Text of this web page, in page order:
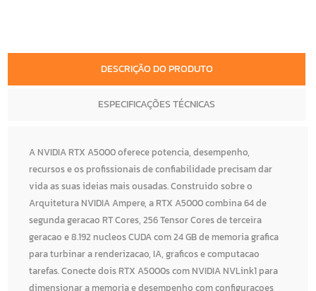
DESCRIÇÃO DO PRODUTO
ESPECIFICAÇÕES TÉCNICAS
A NVIDIA RTX A5000 oferece potencia, desempenho,
recursos e os profissionais de confiabilidade precisam dar
vida as suas ideias mais ousadas. Construido sobre o
Arquitetura NVIDIA Ampere, a RTX A5000 combina 64 de
segunda geracao RT Cores, 256 Tensor Cores de terceira
geracao e 8.192 nucleos CUDA com 24 GB de memoria grafica
para turbinar a renderizacao, IA, graficos e computacao
tarefas. Conecte dois RTX A5000s com NVIDIA NVLink1 para
dimensionar a memoria e desempenho com configuracoes